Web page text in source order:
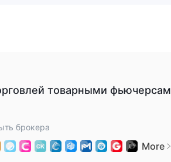
товарными фьючерсам
брокера
More